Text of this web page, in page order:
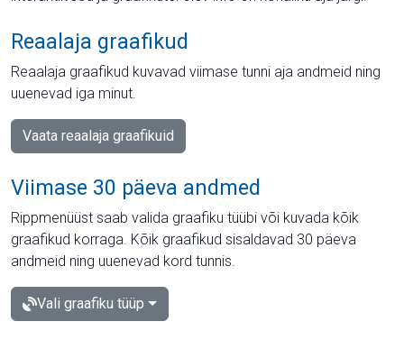
Reaalaja graafikud
Reaalaja graafikud kuvavad viimase tunni aja andmeid ning
uuenevad iga minut.
Vaata reaalaja graafikuid
Viimase 30 päeva andmed
Rippmenüüst saab valida graafiku tüübi või kuvada kõik
graafikud korraga. Kõik graafikud sisaldavad 30 päeva
andmeid ning uuenevad kord tunnis.
Vali graafiku tüüp